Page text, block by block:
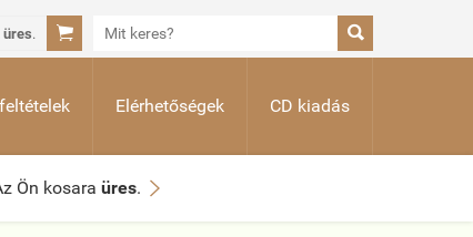
üres.  
Elérhetőségek CD kiadás
Ön kosara üres. 